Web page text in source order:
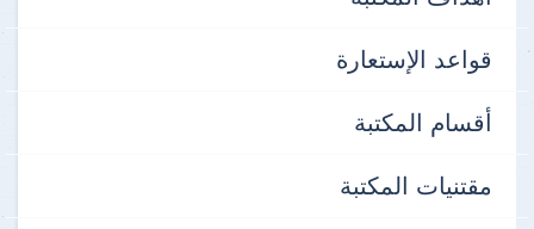
قواعد الإستعارة
أقسام المكتبة
مقتنيات المكتبة